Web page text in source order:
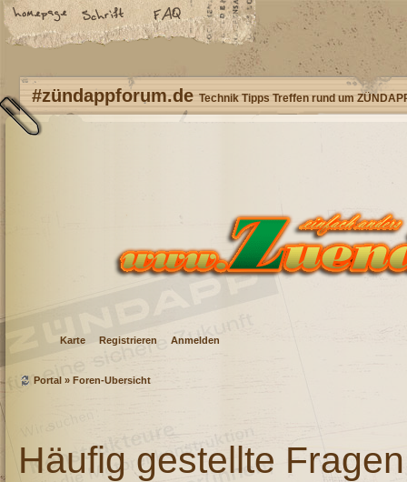
#zündappforum.de Technik Tipps Treffen rund um
Karte Registrieren Anmelden
Portal » Foren-Übersicht
Häufig gestellte Fragen